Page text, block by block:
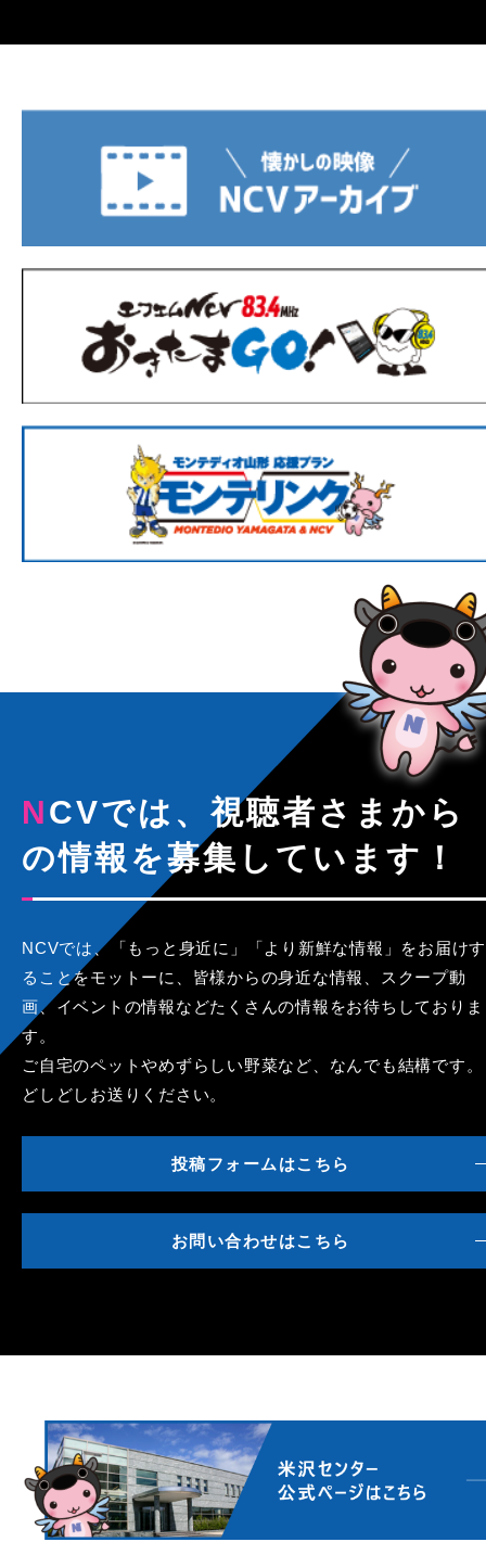
NCVでは、視聴者さまから
の情報を募集しています！
NCVでは、「もっと身近に」「より新鮮な情報」をお届けす
ることをモットーに、皆様からの身近な情報、スクープ動
画、イベントの情報などたくさんの情報をお待ちしておりま
す。
ご自宅のペットやめずらしい野菜など、なんでも結構です。
どしどしお送りください。
投稿フォームはこちら
お問い合わせはこちら